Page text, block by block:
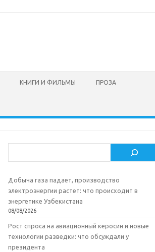
КНИГИ И ФИЛЬМЫ ПРОЗА
Добыча газа падает, производство
электроэнергии растет: что происходит в
энергетике Узбекистана
08/08/2026
Рост спроса на авиационный керосин и новые
технологии разведки: что обсуждали у
президента